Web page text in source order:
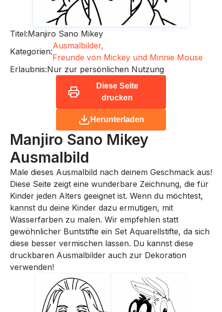
Titel:Manjiro Sano Mikey
Kategorien:
Ausmalbilder,
Freunde von Mickey und Minnie Mouse
Erlaubnis:Nur zur persönlichen Nutzung
Diese Seite
drucken
Herunterladen
Manjiro Sano Mikey
Ausmalbild
Male dieses Ausmalbild nach deinem Geschmack aus!
Diese Seite zeigt eine wunderbare Zeichnung, die für
Kinder jeden Alters geeignet ist. Wenn du möchtest,
kannst du deine Kinder dazu ermutigen, mit
Wasserfarben zu malen. Wir empfehlen statt
gewöhnlicher Buntstifte ein Set Aquarellstifte, da sich
diese besser vermischen lassen. Du kannst diese
druckbaren Ausmalbilder auch zur Dekoration
verwenden!